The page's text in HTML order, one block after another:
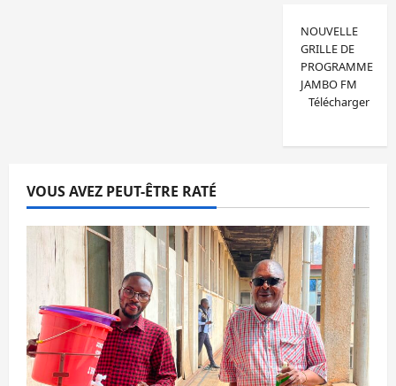
NOUVELLE
GRILLE DE
PROGRAMME
JAMBO FM
Télécharger
VOUS AVEZ PEUT-ÊTRE RATÉ